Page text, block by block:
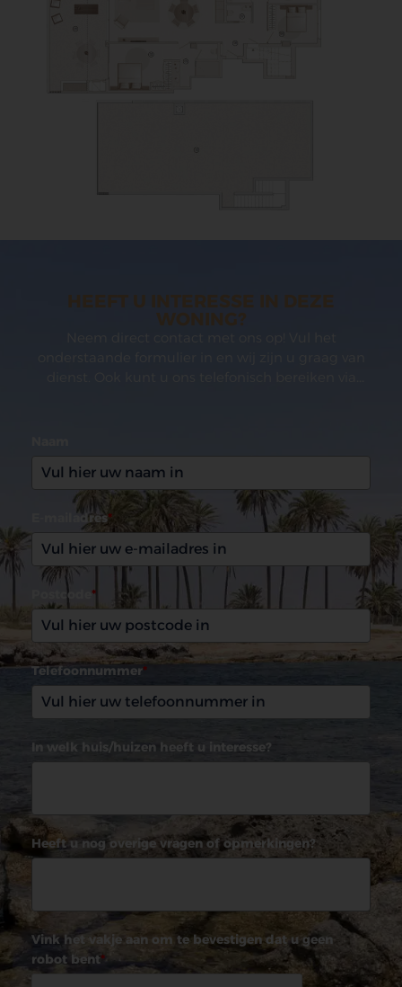
HEEFT U INTERESSE IN DEZE
WONING?
E-mailadres*
Postcode *
Telefoonnummer*
In welk huis/huizen heeft u interesse?
Heeft u nog overige vragen of opmerkingen?
Vink het vakje aan om te bevestigen dat u geen
robot bent*